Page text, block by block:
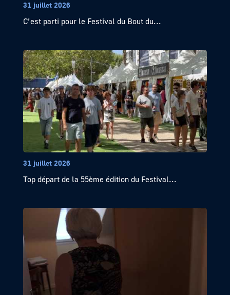
31 juillet 2026
C’est parti pour le Festival du Bout du...
31 juillet 2026
Top départ de la 55ème édition du Festival...